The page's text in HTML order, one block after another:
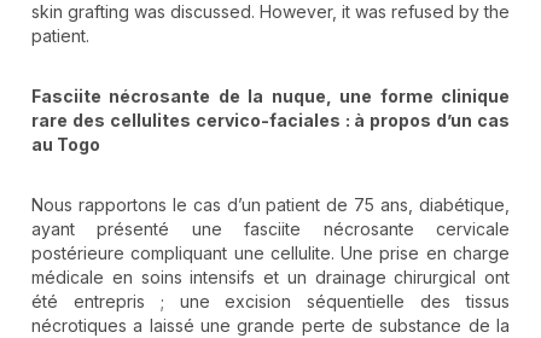
skin grafting was discussed. However, it was refused by the
patient.
Fasciite nécrosante de la nuque, une forme clinique
rare des cellulites cervico-faciales : à propos d’un cas
au Togo
Nous rapportons le cas d’un patient de 75 ans, diabétique,
ayant présenté une fasciite nécrosante cervicale
postérieure compliquant une cellulite. Une prise en charge
médicale en soins intensifs et un drainage chirurgical ont
été entrepris ; une excision séquentielle des tissus
nécrotiques a laissé une grande perte de substance de la